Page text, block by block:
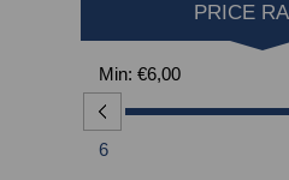
PRICE
Min: €6,00
6